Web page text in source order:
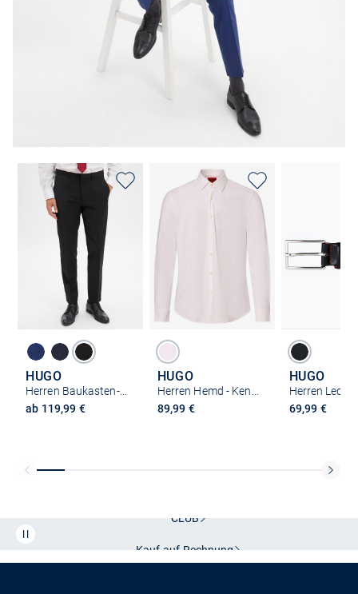
HUGO
Herren Baukasten-Hose - Hesten
ab 119,99 €
HUGO
Herren Hemd - Kenno
89,99 €
HUGO
69,99 €
Kostenlose Lieferung und Retoure mit unserem Friends
CLUB